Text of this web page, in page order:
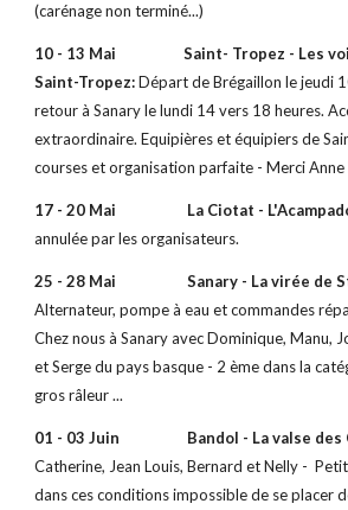
(carénage non terminé...)
10 - 13 Mai Saint- Tropez - Les
Saint-Tropez:Départ de Brégaillon le jeudi
retour à Sanary le lundi 14 vers 18 heures.
extraordinaire. Equipières et équipiers de
courses et organisation parfaite - Merci Anne
17 - 20 Mai La Ciotat -
annulée par les organisateurs.
25 - 28 Mai Sanary - La virée de St
Alternateur, pompe à eau et commandes
Chez nous à Sanary avec Dominique, Manu,
et Serge du pays basque - 2 ème dans la
gros râleur ...
01 - 03 Juin Bandol - La valse des
Catherine, Jean Louis, Bernard et Nelly -
dans ces conditions impossible de se placer